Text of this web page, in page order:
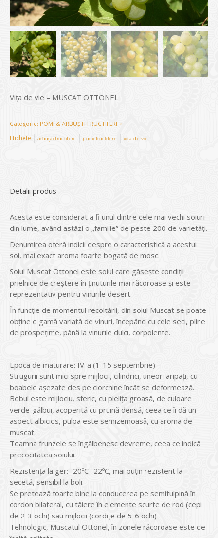
Vița de vie – MUSCAT OTTONEL
Categorie: POMI & ARBUȘTI FRUCTIFERI
Etichete:
arbuști fructiferi pomi fructiferi vița de vie
Detalii produs
Acesta este considerat a fi unul dintre cele mai vechi soiuri
din lume, având astăzi o „familie” de peste 200 de varietăți.
Denumirea oferă indicii despre o caracteristică a acestui
soi, mai exact aroma foarte bogată de mosc.
Soiul Muscat Ottonel este soiul care găsește condiții
prielnice de creștere în ținuturile mai răcoroase și este
reprezentativ pentru vinurile desert.
În funcție de momentul recoltării, din soiul Muscat se poate
obține o gamă variată de vinuri, începând cu cele seci, pline
de prospețime, până la vinurile dulci, corpolente.
Epoca de maturare: IV-a (1-15 septembrie)
Strugurii sunt mici spre mijlocii, cilindrici, uneori aripaţi, cu
boabele aşezate des pe ciorchine încât se deformează.
Bobul este mijlociu, sferic, cu pieliţa groasă, de culoare
verde-gălbui, acoperită cu pruină densă, ceea ce îi dă un
aspect albicios, pulpa este semizemoasă, cu aroma de
muscat.
Toamna frunzele se îngălbenesc devreme, ceea ce indică
precocitatea soiului.
Rezistenţa la ger: -20ºC -22ºC, mai puţin rezistent la
secetă, sensibil la boli.
Se pretează foarte bine la conducerea pe semitulpină în
cordon bilateral, cu tăiere în elemente scurte de rod (cepi
de 2-3 ochi) sau mijlocii (cordiţe de 5-6 ochi)
Tehnologic, Muscatul Ottonel, în zonele răcoroase este de